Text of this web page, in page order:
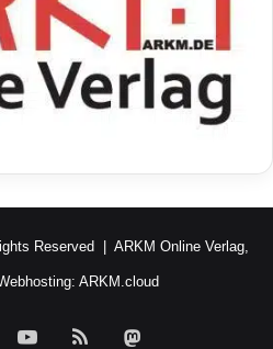
Reserved | ARKM Online Verlag,
ARKM.cloud
YouTubeRSS